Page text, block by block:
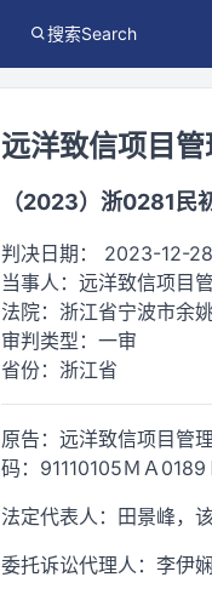
搜索Search
远洋致信项目
（2023）浙0281民
判决日期： 2023-12-28
当事人： 远洋致信项目
法院： 浙江省宁波市余
审判类型： 一审
省份： 浙江省
原告：远洋致信项目管
码：91110105ＭＡ0189
法定代表人：田景峰，
委托诉讼代理人：李伊